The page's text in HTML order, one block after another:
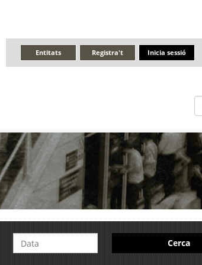
Inicia sessió
Registra't
Entitats
Cerca